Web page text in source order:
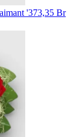
'373,35 Br